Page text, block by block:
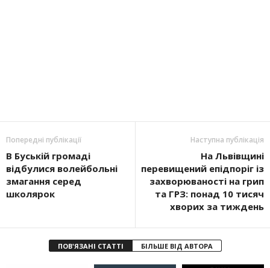
Попередні публікації
В Буській громаді
відбулися волейбольні
змагання серед
школярок
Наступна публікація
На Львівщині
перевищений епідпоріг із
захворюваності на грип
та ГРЗ: понад 10 тисяч
хворих за тиждень
ПОВ'ЯЗАНІ СТАТТІ БІЛЬШЕ ВІД АВТОРА